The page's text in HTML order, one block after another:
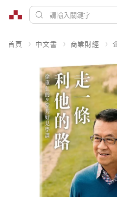
首頁 中文書 商業財經